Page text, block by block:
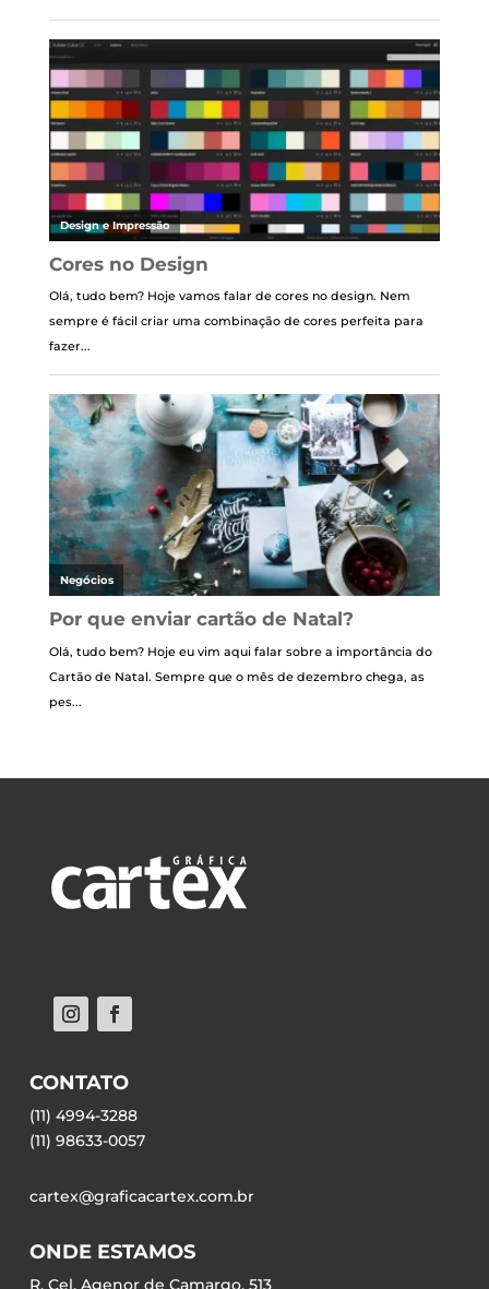
CONTATO
(11) 4994-3288
(11) 98633-0057
cartex@graficacartex.com.br
ONDE ESTAMOS
R. Cel. Agenor de Camargo, 513